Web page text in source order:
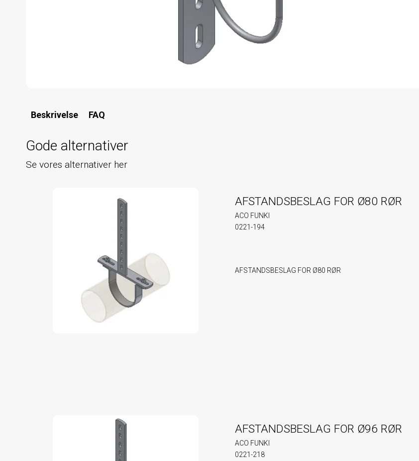
Beskrivelse FAQ
Gode alternativer
Se vores alternativer her
AFSTANDSBESLAG FOR Ø80 RØR
ACO FUNKI
0221-194
AFSTANDSBESLAG FOR Ø80 RØR
AFSTANDSBESLAG FOR Ø96 RØR
ACO FUNKI
0221-218